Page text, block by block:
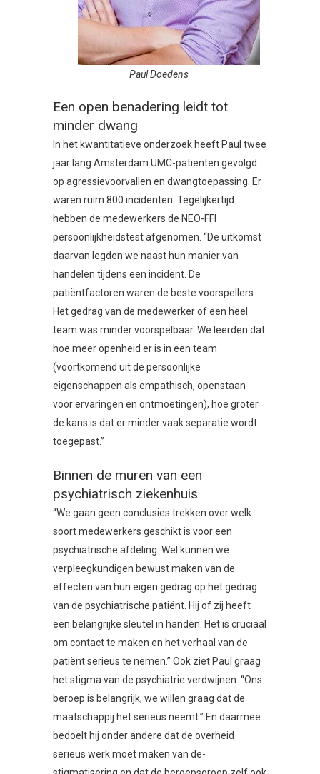
Paul Doedens
Een open benadering leidt tot
minder dwang
In het kwantitatieve onderzoek heeft Paul twee
jaar lang Amsterdam UMC-patiënten gevolgd
op agressievoorvallen en dwangtoepassing. Er
waren ruim 800 incidenten. Tegelijkertijd
hebben de medewerkers de NEO-FFI
persoonlijkheidstest afgenomen. “De uitkomst
daarvan legden we naast hun manier van
handelen tijdens een incident. De
patiëntfactoren waren de beste voorspellers.
Het gedrag van de medewerker of een heel
team was minder voorspelbaar. We leerden dat
hoe meer openheid er is in een team
(voortkomend uit de persoonlijke
eigenschappen als empathisch, openstaan
voor ervaringen en ontmoetingen), hoe groter
de kans is dat er minder vaak separatie wordt
toegepast.”
Binnen de muren van een
psychiatrisch ziekenhuis
“We gaan geen conclusies trekken over welk
soort medewerkers geschikt is voor een
psychiatrische afdeling. Wel kunnen we
verpleegkundigen bewust maken van de
effecten van hun eigen gedrag op het gedrag
van de psychiatrische patiënt. Hij of zij heeft
een belangrijke sleutel in handen. Het is cruciaal
om contact te maken en het verhaal van de
patiënt serieus te nemen.” Ook ziet Paul graag
het stigma van de psychiatrie verdwijnen: “Ons
beroep is belangrijk, we willen graag dat de
maatschappij het serieus neemt.” En daarmee
bedoelt hij onder andere dat de overheid
serieus werk moet maken van de-